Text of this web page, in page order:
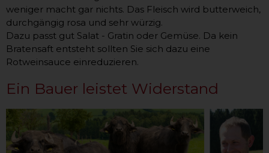
weniger macht gar nichts. Das Fleisch wird butterweich,
durchgängig rosa und sehr würzig.
Dazu passt gut Salat - Gratin oder Gemüse. Da kein
Bratensaft entsteht sollten Sie sich dazu eine
Rotweinsauce einreduzieren.
Ein Bauer leistet Widerstand